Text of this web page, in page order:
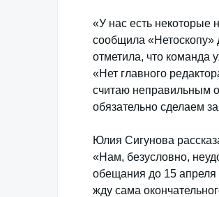
«У нас есть
сообщила «Нетоскопу»
отметила, что команда
«Нет главного
считаю неправильным
обязательно сделаем
Юлия Сигунова
«Нам, безусловно,
обещания до 15
жду сама